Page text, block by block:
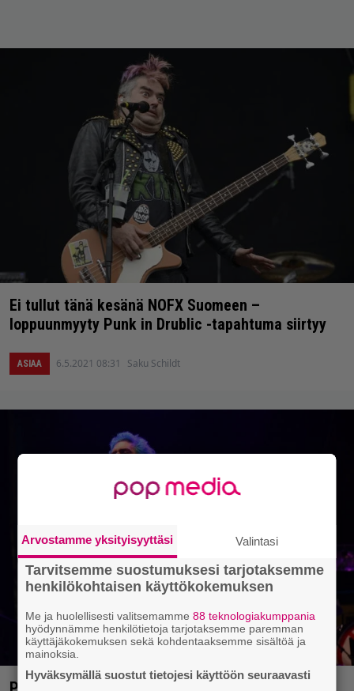
Ei tullut tänä kesänä NOFX Suomeen –
loppuunmyyty Punk in Drublic -tapahtuma siirtyy
ASIAA 6.5.2021 08:31 Saku Schildt
Arvostamme yksityisyyttäsi Valintasi
Tarvitsemme suostumuksesi tarjotaksemme
henkilökohtaisen käyttökokemuksen
Me ja huolellisesti valitsemamme88 teknologiakumppania
hyödynnämme henkilötietoja tarjotaksemme paremman
käyttäjäkokemuksen sekä kohdentaaksemme sisältöä ja
mainoksia.
Hyväksymällä suostut tietojesi käyttöön seuraavasti